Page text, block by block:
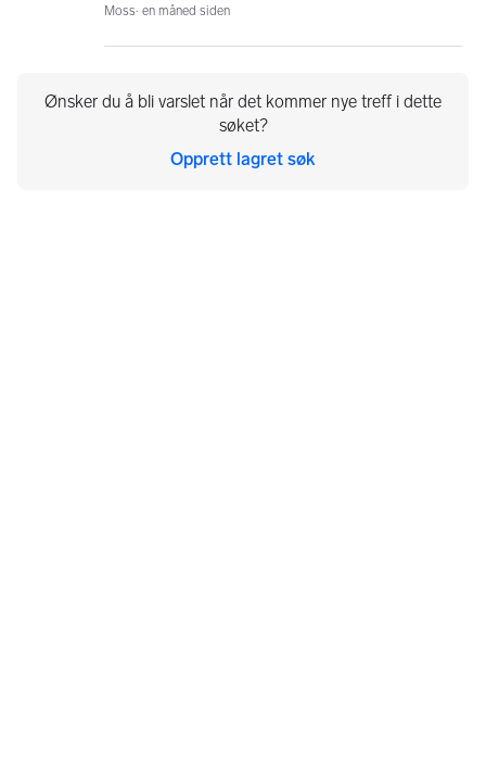
Moss en måned siden
Ønsker du å bli varslet når det kommer nye treff i dette
søket?
Opprett lagret søk